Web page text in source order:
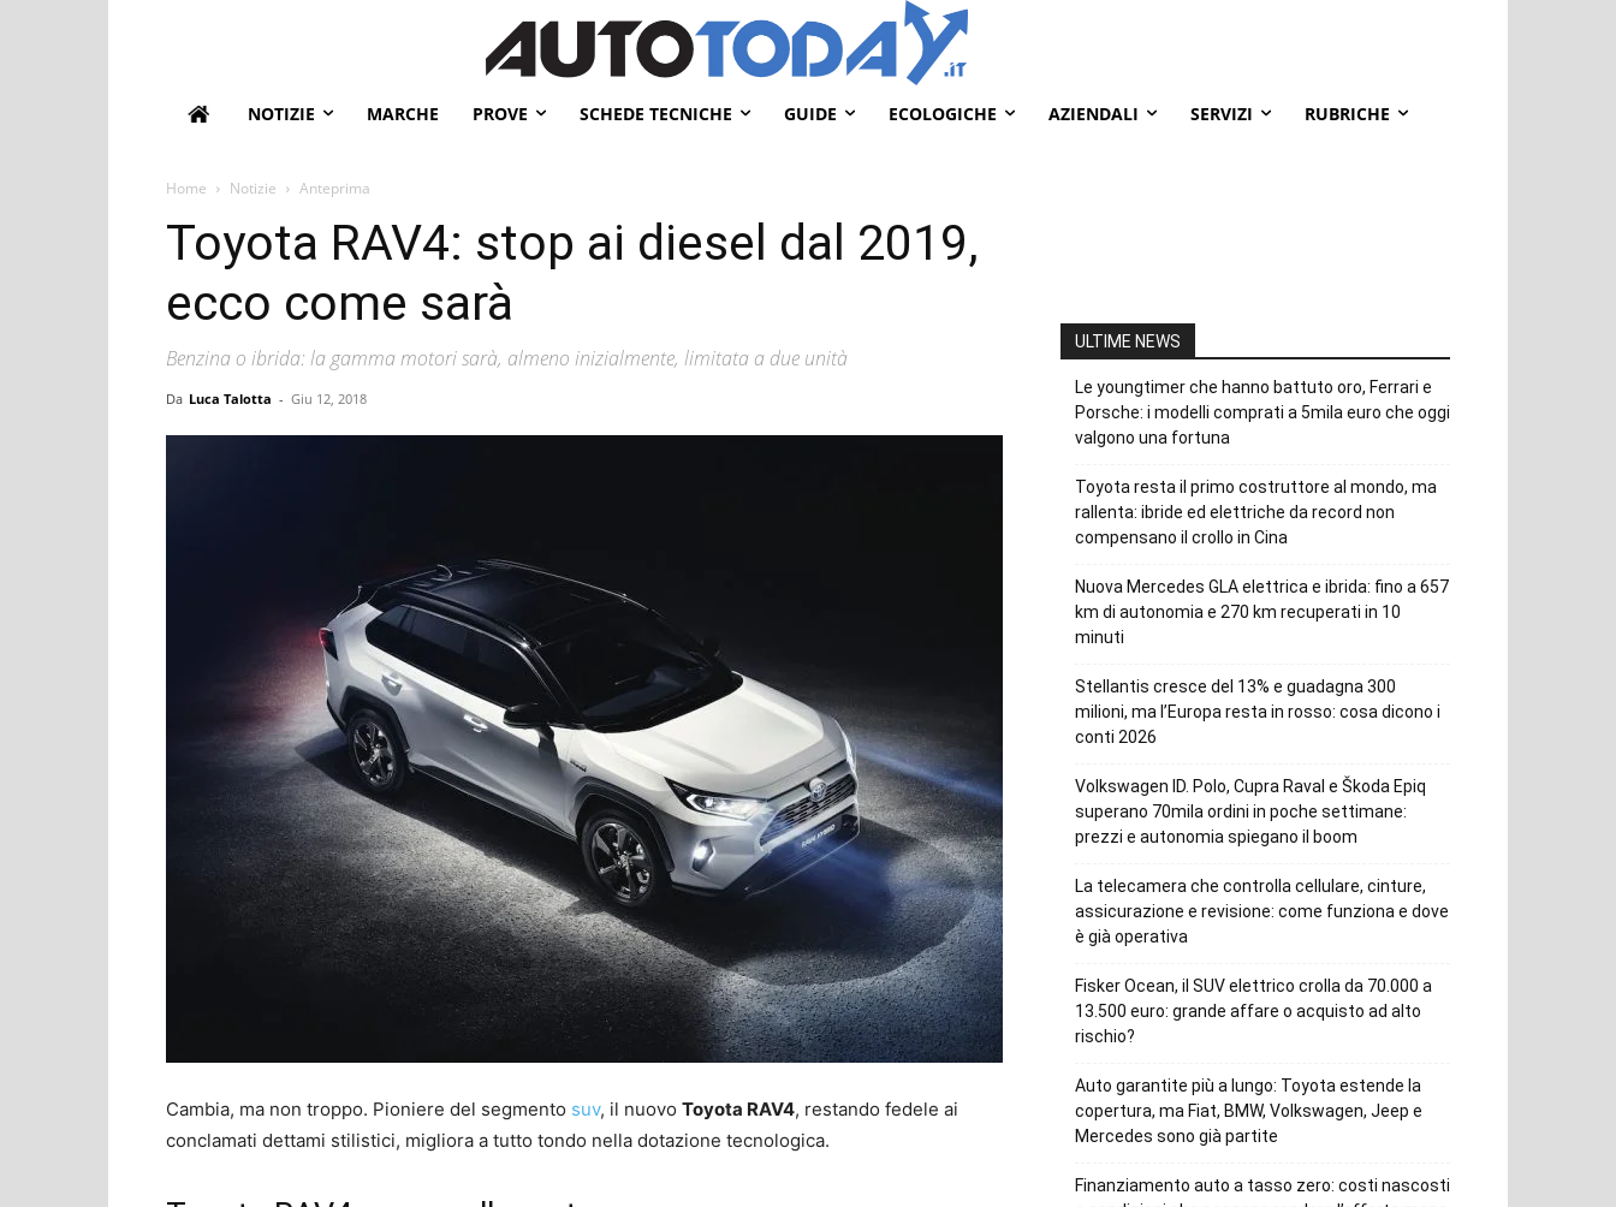
NOTIZIE MARCHE PROVE SCHEDE TECNICHE GUIDE ECOLOGICHE AZIENDALI SERVIZI RUBRICHE
Home Notizie Anteprima
Toyota RAV4: stop ai diesel dal 2019,
ecco come sarà
Benzina o ibrida: la gamma motori sarà, almeno inizialmente, limitata a due unità
Da Luca Talotta - Giu 12, 2018
Cambia, ma non troppo. Pioniere del segmento suv, il nuovo Toyota RAV4, restando fedele ai
conclamati dettami stilistici, migliora a tutto tondo nella dotazione tecnologica.
ULTIME NEWS
Le youngtimer che hanno battuto oro, Ferrari e
Porsche: i modelli comprati a 5mila euro che oggi
valgono una fortuna
Toyota resta il primo costruttore al mondo, ma
rallenta: ibride ed elettriche da record non
compensano il crollo in Cina
Nuova Mercedes GLA elettrica e ibrida: fino a 657
km di autonomia e 270 km recuperati in 10
minuti
Stellantis cresce del 13% e guadagna 300
milioni, ma l’Europa resta in rosso: cosa dicono i
conti 2026
Volkswagen ID. Polo, Cupra Raval e Škoda Epiq
superano 70mila ordini in poche settimane:
prezzi e autonomia spiegano il boom
La telecamera che controlla cellulare, cinture,
assicurazione e revisione: come funziona e dove
è già operativa
Fisker Ocean, il SUV elettrico crolla da 70.000 a
13.500 euro: grande affare o acquisto ad alto
rischio?
Auto garantite più a lungo: Toyota estende la
copertura, ma Fiat, BMW, Volkswagen, Jeep e
Mercedes sono già partite
Finanziamento auto a tasso zero: costi nascosti